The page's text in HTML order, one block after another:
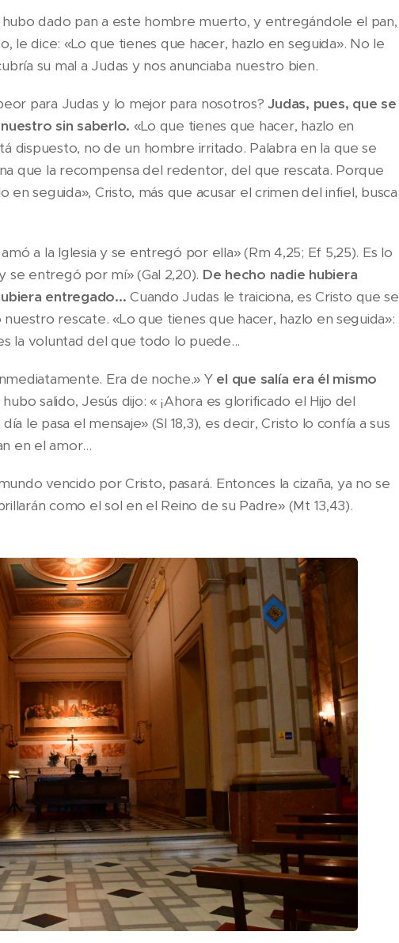
hubo dado pan a este hombre muerto, y entregándole el pan,
le dice: «Lo que tienes que hacer, hazlo en seguida». No le
su mal a Judas y nos anunciaba nuestro bien.
para Judas y lo mejor para nosotros?Judas, pues, que se
sin saberlo. «Lo que tienes que hacer, hazlo en
dispuesto, no de un hombre irritado. Palabra en la que se
que la recompensa del redentor, del que rescata. Porque
en seguida», Cristo, más que acusar el crimen del infiel, busca
a la Iglesia y se entregó por ella» (Rm 4,25; Ef 5,25). Es lo
se entregó por mí» (Gal 2,20). De hecho nadie hubiera
entregado...Cuando Judas le traiciona, es Cristo que se
rescate. «Lo que tienes que hacer, hazlo en seguida»:
la voluntad del que todo lo puede...
Era de noche.» Y el que salía era él mismo
salido, Jesús dijo: « ¡Ahora es glorificado el Hijo del
le pasa el mensaje» (Sl 18,3), es decir, Cristo lo confía a sus
en el amor...
vencido por Cristo, pasará. Entonces la cizaña, ya no se
como el sol en el Reino de su Padre» (Mt 13,43).